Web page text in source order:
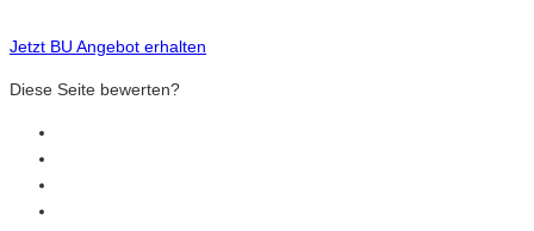
Jetzt BU Angebot erhalten
Diese Seite bewerten?